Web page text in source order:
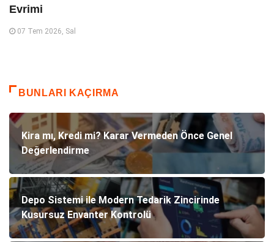
Evrimi
07 Tem 2026, Sal
BUNLARI KAÇIRMA
Kira mı, Kredi mi? Karar Vermeden Önce Genel
Değerlendirme
Depo Sistemi ile Modern Tedarik Zincirinde
Kusursuz Envanter Kontrolü